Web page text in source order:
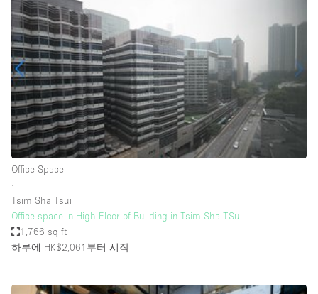
Conference Room
Container
Creative Space
Event Space
Fair / Festival
Hall
Mansion / House
Meeting Space
Other
Office Space
∙
Tsim Sha Tsui
Office space in High Floor of Building in Tsim Sha TSui
1,766 sq ft
하루에 HK$2,061 부터 시작